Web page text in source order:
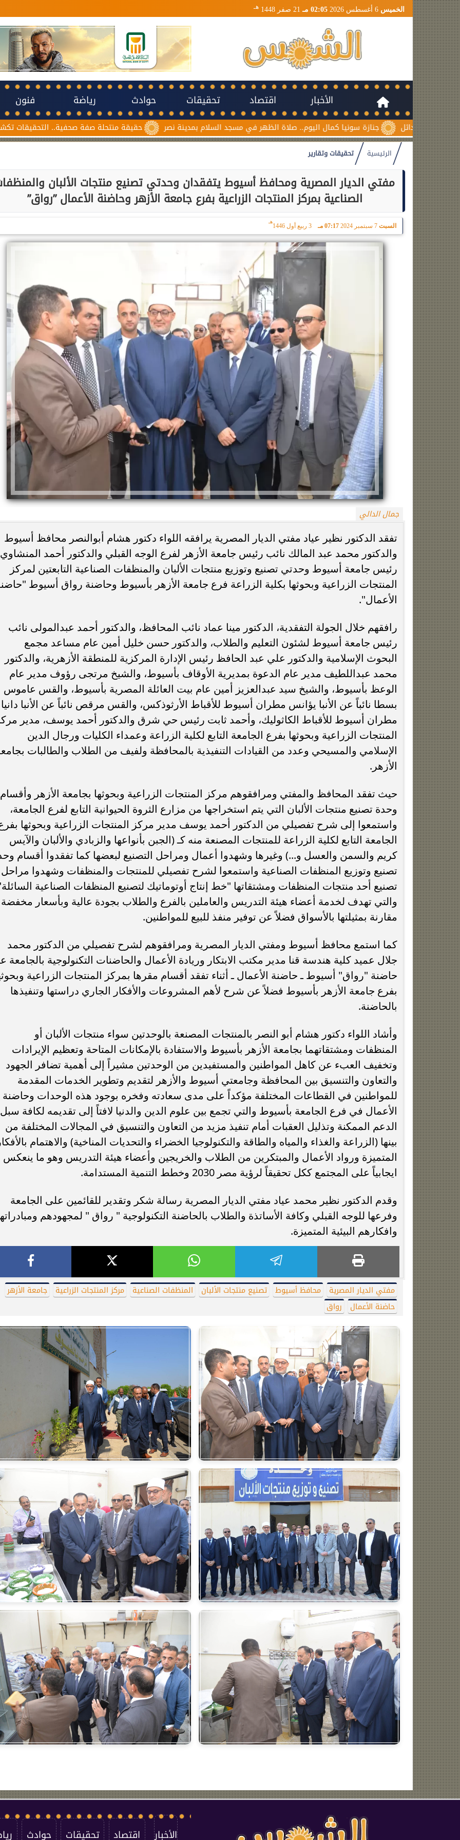
الخميس 02:05 مـ 21 صفر 1448 هـ
الأخبار اقتصاد تحقيقات حوادث رياضة فنون
حقيقة منتحلة صفة صحفية.. التحقيقات تكشف سبب جنازة سونيا كمال اليوم.. صلاة الظهر في مسجد السلام بمدينة نصر
الرئيسية تحقيقات وتقارير
مفتي الديار المصرية ومحافظ أسيوط يتفقدان وحدتي تصنيع منتجات الألبان
الصناعية بمركز المنتجات الزراعية بفرع جامعة الأزهر وحاضنة الأعمال ”رواق”
السبت 7 سبتمبر 2024 07:17 مـ 3 ربيع أول 1446
هـ
جمال الدالي
تفقد الدكتور نظير عياد مفتي الديار المصرية يرافقه اللواء دكتور هشام أبوالنصر محافظ أسيوط
والدكتور محمد عبد المالك نائب رئيس جامعة الأزهر لفرع الوجه القبلي والدكتور أحمد المنشاوي
رئيس جامعة أسيوط وحدتي تصنيع وتوزيع منتجات الألبان والمنظفات الصناعية التابعتين لمركز
المنتجات الزراعية وبحوثها بكلية الزراعة فرع جامعة الأزهر بأسيوط وحاضنة رواق أسيوط
الأعمال".
رافقهم خلال الجولة التفقدية، الدكتور مينا عماد نائب المحافظ، والدكتور أحمد عبدالمولى نائب
رئيس جامعة أسيوط لشئون التعليم والطلاب، والدكتور حسن خليل أمين عام مساعد مجمع
البحوث الإسلامية والدكتور علي عبد الحافظ رئيس الإدارة المركزية للمنطقة الأزهرية، والدكتور
محمد عبداللطيف مدير عام الدعوة بمديرية الأوقاف بأسيوط، والشيخ مرتجى رؤوف مدير عام
الوعظ بأسيوط، والشيخ سيد عبدالعزيز أمين عام بيت العائلة المصرية بأسيوط، والقس عاموس
بسطا نائباً عن الأنبا يؤانس مطران أسيوط للأقباط الأرثوذكس، والقس مرقص نائباً عن الأنبا
مطران أسيوط للأقباط الكاثوليك، وأحمد ثابت رئيس حي شرق والدكتور أحمد يوسف، مدير
المنتجات الزراعية وبحوثها بفرع الجامعة التابع لكلية الزراعة وعمداء الكليات ورجال الدين
الإسلامي والمسيحي وعدد من القيادات التنفيذية بالمحافظة ولفيف من الطلاب والطالبات
الأزهر.
حيث تفقد المحافظ والمفتي ومرافقوهم مركز المنتجات الزراعية وبحوثها بجامعة الأزهر وأقسام
وحدة تصنيع منتجات الألبان التي يتم استخراجها من مزارع الثروة الحيوانية التابع لفرع الجامعة،
واستمعوا إلى شرح تفصيلي من الدكتور أحمد يوسف مدير مركز المنتجات الزراعية وبحوثها
الجامعة التابع لكلية الزراعة للمنتجات المصنعة منه كـ (الجبن بأنواعها والزبادي والألبان والآيس
كريم والسمن والعسل و...) وغيرها وشهدوا أعمال ومراحل التصنيع لبعضها كما تفقدوا أقسام
تصنيع وتوزيع المنظفات الصناعية واستمعوا لشرح تفصيلي للمنتجات والمنظفات وشهدوا مراحل
تصنيع أحد منتجات المنظفات ومشتقاتها "خط إنتاج أوتوماتيك لتصنيع المنظفات الصناعية
والتي تهدف لخدمة أعضاء هيئة التدريس والعاملين بالفرع والطلاب بجودة عالية وبأسعار مخفضة
مقارنة بمثيلتها بالأسواق فضلاً عن توفير منفذ للبيع للمواطنين.
كما استمع محافظ أسيوط ومفتي الديار المصرية ومرافقوهم لشرح تفصيلي من الدكتور محمد
جلال عميد كلية هندسة قنا مدير مكتب الابتكار وريادة الأعمال والحاضنات التكنولوجية بالجامعة
حاضنة "رواق" أسيوط ـ حاضنة الأعمال ـ أثناء تفقد أقسام مقرها بمركز المنتجات الزراعية
بفرع جامعة الأزهر بأسيوط فضلاً عن شرح لأهم المشروعات والأفكار الجاري دراستها وتنفيذها
بالحاضنة.
وأشاد اللواء دكتور هشام أبو النصر بالمنتجات المصنعة بالوحدتين سواء منتجات الألبان أو
المنظفات ومشتقاتهما بجامعة الأزهر بأسيوط والاستفادة بالإمكانات المتاحة وتعظيم الإيرادات
وتخفيف العبء عن كاهل المواطنين والمستفيدين من الوحدتين مشيراً إلى أهمية تضافر الجهود
والتعاون والتنسيق بين المحافظة وجامعتي أسيوط والأزهر لتقديم وتطوير الخدمات المقدمة
للمواطنين في القطاعات المختلفة مؤكداً على مدى سعادته وفخره بوجود هذه الوحدات وحاضنة
الأعمال في فرع الجامعة بأسيوط والتي تجمع بين علوم الدين والدنيا لافتاً إلى تقديمه لكافة سبل
الدعم الممكنة وتذليل العقبات أمام تنفيذ مزيد من التعاون والتنسيق في المجالات المختلفة من
بينها (الزراعة والغذاء والمياه والطاقة والتكنولوجيا الخضراء والتحديات المناخية) والاهتمام
المتميزة ورواد الأعمال والمبتكرين من الطلاب والخريجين وأعضاء هيئة التدريس وهو ما ينعكس
ايجابياً على المجتمع ككل تحقيقاً لرؤية مصر 2030 وخطط التنمية المستدامة.
وقدم الدكتور نظير محمد عياد مفتي الديار المصرية رسالة شكر وتقدير للقائمين على الجامعة
وفرعها للوجه القبلي وكافة الأساتذة والطلاب بالحاضنة التكنولوجية " رواق " لمجهودهم
وافكارهم البيئية المتميزة.
مفتي الديار المصرية محافظ أسيوط تصنيع منتجات الألبان المنظفات الصناعية مركز المنتجات الزراعية
جامعة الأزهر
حاضنة الأعمال
رواق
حقيقة منتحلة صفة صحفية.. التحقيقات
تكشف سبب مشاجرة سائق النقل الذكي
جنازة سونيا كمال اليوم.. صلاة الظهر في
مسجد السلام بمدينة نصر
8 أطعمة تساعد الحامل على التحكم
ضغط الدم.. نصائح مهمة أثناء...
الأخبار اقتصاد تحقيقات حوادث